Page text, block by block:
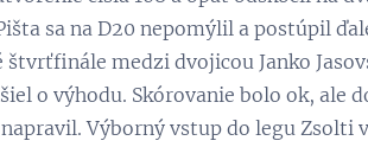
sa na D20 nepomýlil a postúpil
medzi dvojicou Janko
o výhodu. Skórovanie bolo ok, ale
Výborný vstup do legu Zsolti